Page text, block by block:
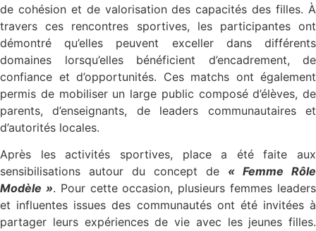
de cohésion et de valorisation des capacités des filles. À
travers ces rencontres sportives, les participantes ont
démontré qu’elles peuvent exceller dans différents
domaines lorsqu’elles bénéficient d’encadrement, de
confiance et d’opportunités. Ces matchs ont également
permis de mobiliser un large public composé d’élèves, de
parents, d’enseignants, de leaders communautaires et
d’autorités locales.
Après les activités sportives, place a été faite aux
sensibilisations autour du concept de « Femme Rôle
Modèle ». Pour cette occasion, plusieurs femmes leaders
et influentes issues des communautés ont été invitées à
partager leurs expériences de vie avec les jeunes filles.